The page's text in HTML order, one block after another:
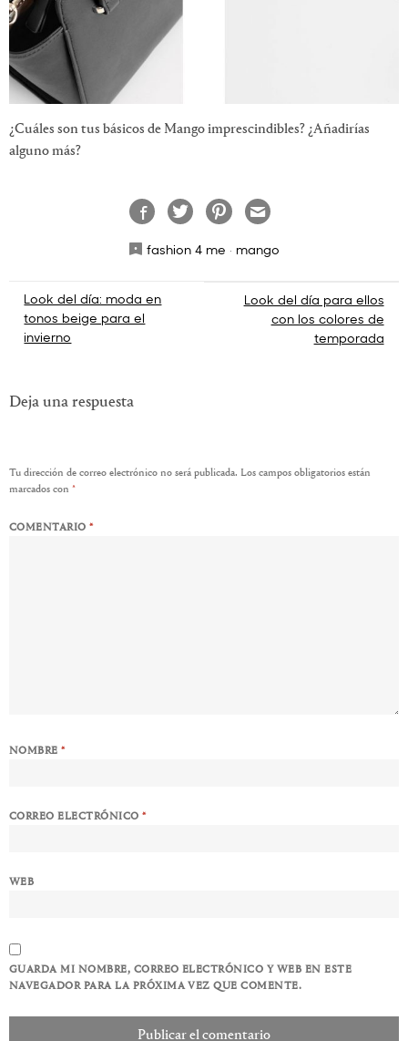
¿Cuáles son tus básicos de Mango imprescindibles? ¿Añadirías
alguno más?
fashion 4 me · mango
Navegación
de
Look del día: moda en
tonos beige para el
invierno
Look del día para ellos
con los colores de
temporada
Deja una respuesta
Tu dirección de correo electrónico no será publicada. Los campos obligatorios están
marcados con *
COMENTARIO*
NOMBRE*
CORREO ELECTRÓNICO*
WEB
GUARDA MI NOMBRE, CORREO ELECTRÓNICO Y WEB EN ESTE
NAVEGADOR PARA LA PRÓXIMA VEZ QUE COMENTE.